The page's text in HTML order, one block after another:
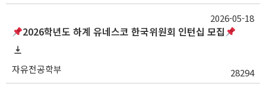
2026학년도 하계 유네스코 한국위원회 인턴십 모집
자유전공학부 28294
2026-05-18